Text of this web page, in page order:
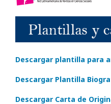
Descargar plantilla para
Descargar Plantilla
Descargar Carta de